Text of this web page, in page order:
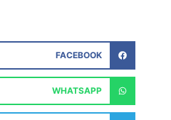
FACEBOOK
WHATSAPP